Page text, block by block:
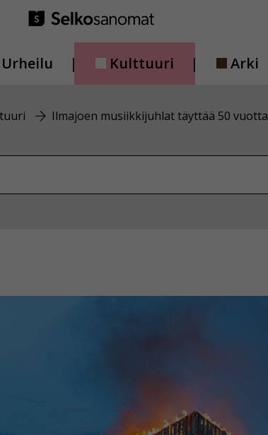
Urheilu Kulttuuri Arki
Ilmajoen musiikkijuhlat täyttää 50 vuotta